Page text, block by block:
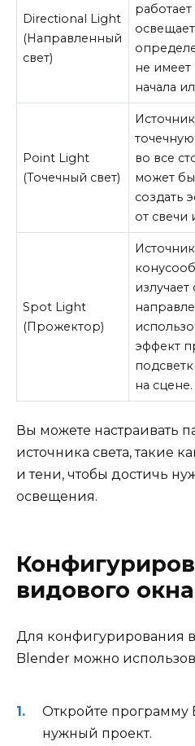
Directional Light
(Направленный
свет)
не имеет
начала
Point Light
(Точечный свет)
во все
может
создать
от свечи
Spot Light
(Прожектор)
эффект
на сцене.
Вы можете настраивать
источника света, такие
и тени, чтобы достичь
освещения.
видового окна
Для конфигурирования
Blender можно
Откройте программу
нужный проект.